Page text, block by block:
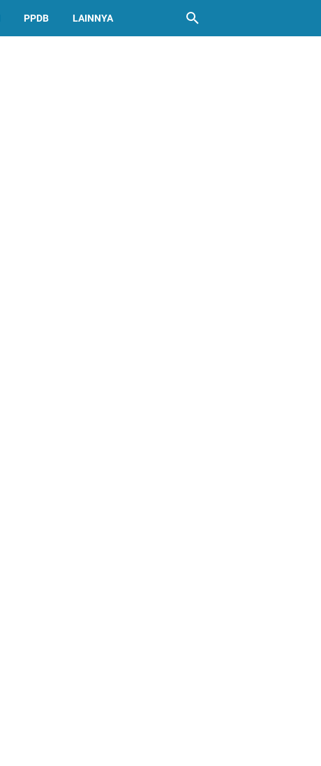
PPDB LAINNYA